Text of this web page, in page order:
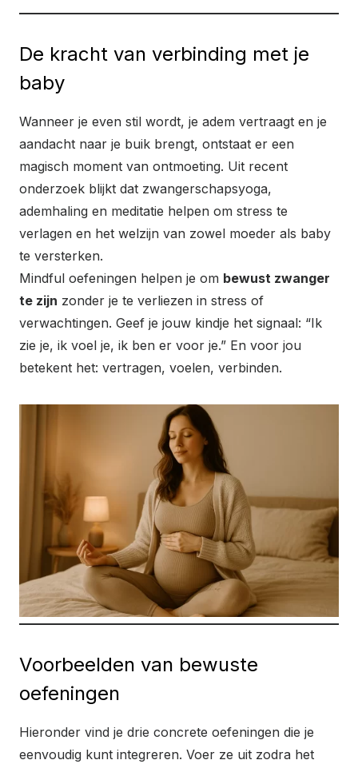
De kracht van verbinding met je
baby
Wanneer je even stil wordt, je adem vertraagt en je
aandacht naar je buik brengt, ontstaat er een
magisch moment van ontmoeting. Uit recent
onderzoek blijkt dat zwangerschapsyoga,
ademhaling en meditatie helpen om stress te
verlagen en het welzijn van zowel moeder als baby
te versterken.
Mindful oefeningen helpen je om bewust zwanger
te zijn zonder je te verliezen in stress of
verwachtingen. Geef je jouw kindje het signaal: “Ik
zie je, ik voel je, ik ben er voor je.” En voor jou
betekent het: vertragen, voelen, verbinden.
Voorbeelden van bewuste
oefeningen
Hieronder vind je drie concrete oefeningen die je
eenvoudig kunt integreren. Voer ze uit zodra het